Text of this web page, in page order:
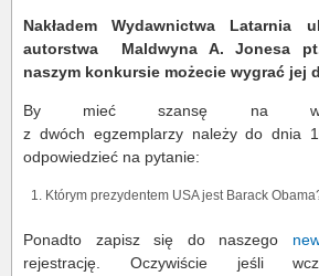
Nakładem Wydawnictwa Latarnia
autorstwa Maldwyna A. Jonesa
naszym konkursie możecie wygrać jej
By mieć szansę na
z dwóch egzemplarzy należy do dnia
odpowiedzieć na pytanie:
Którym prezydentem USA jest Barack
Ponadto zapisz się do naszego
rejestrację. Oczywiście jeśli